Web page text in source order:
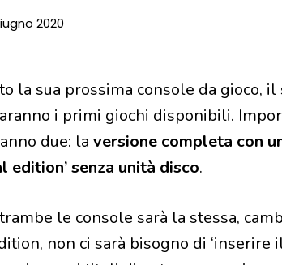
2020
la sua prossima console da gioco, il
i primi giochi disponibili.
due: la versione completa con
edition’ senza unità disco.
le console sarà la stessa,
non ci sarà bisogno di ‘inserire il